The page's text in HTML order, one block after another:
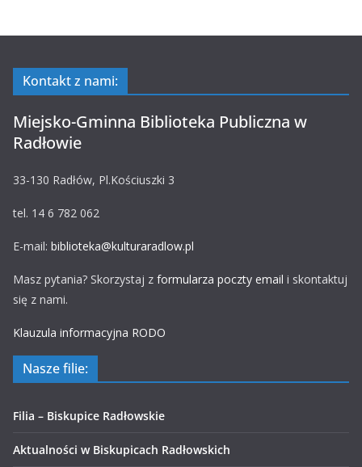
Kontakt z nami:
Miejsko-Gminna Biblioteka Publiczna w
Radłowie
33-130 Radłów, Pl.Kościuszki 3
tel. 14 6 782 062
E-mail: biblioteka@kulturaradlow.pl
Masz pytania? Skorzystaj z formularza poczty email i skontaktuj
się z nami.
Klauzula informacyjna RODO
Nasze filie:
Filia – Biskupice Radłowskie
Aktualności w Biskupicach Radłowskich